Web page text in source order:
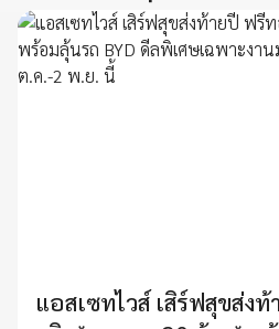
แอสเซทไวส์ เสิร์ฟสุขส่ง